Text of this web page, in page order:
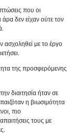
που οι
δεν είχαν ούτε τον
ασχοληθεί με το έργο
της προσφερόμενης
διαιτησία ήταν σε
η βιωσιμότητα
πιο
τους με